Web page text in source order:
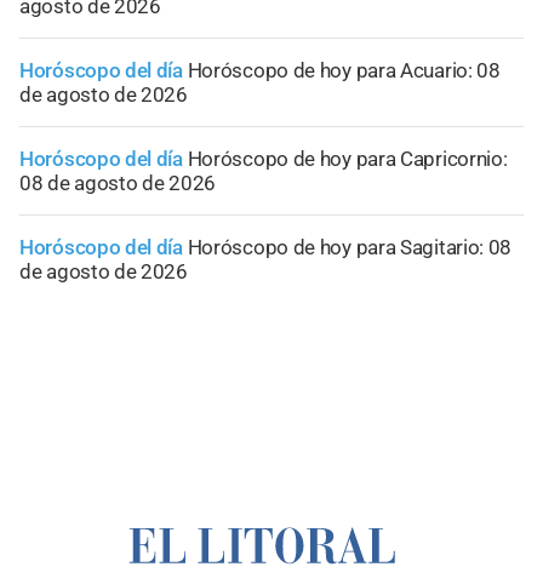
agosto de 2026
Horóscopo del día Horóscopo de hoy para Acuario: 08
de agosto de 2026
Horóscopo del día Horóscopo de hoy para Capricornio:
08 de agosto de 2026
Horóscopo del día Horóscopo de hoy para Sagitario: 08
de agosto de 2026